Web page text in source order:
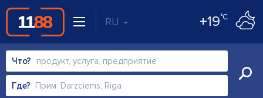
RU +19°C
Что?
Где?